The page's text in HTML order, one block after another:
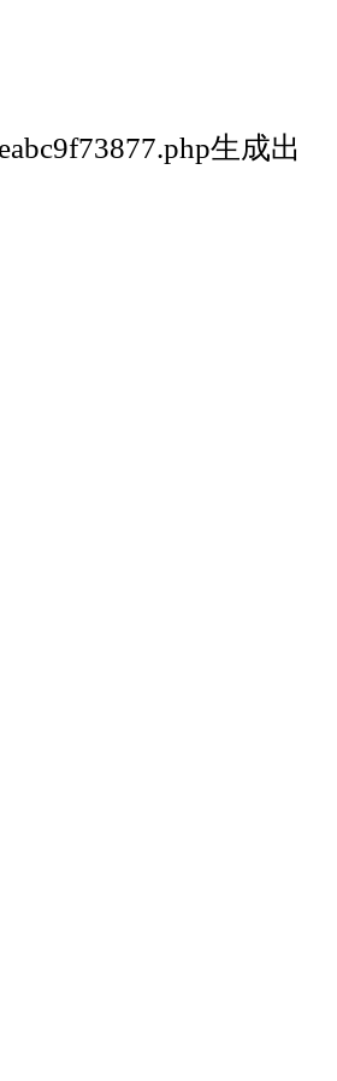
生成出